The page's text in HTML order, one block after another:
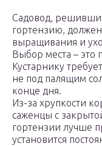
Садовод,
гортензию,
выращивания и
Выбор места – это
Кустарнику
не под палящим
конце дня.
Из-за хрупкости
саженцы с
гортензии лучше
установится